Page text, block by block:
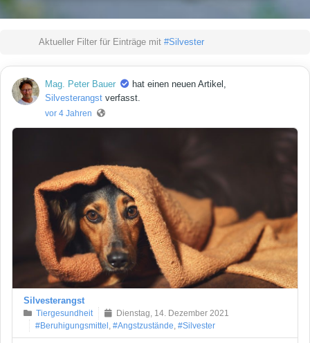
Aktueller Filter für Einträge mit #Silvester
Mag. Peter Bauer
hat einen neuen Artikel,
Silvesterangst verfasst.
vor 4 Jahren
Silvesterangst
Tiergesundheit
Dienstag, 14. Dezember 2021
#Beruhigungsmittel #Angstzustände #Silvester